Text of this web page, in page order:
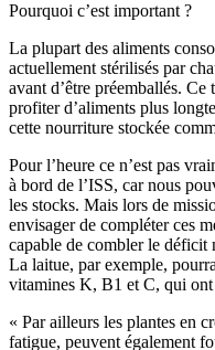
Pourquoi c’est important ?
La plupart des aliments
actuellement stérilisés par
avant d’être préemballés.
profiter d’aliments plus
cette nourriture stockée
Pour l’heure ce n’est pas
à bord de l’ISS, car nous
les stocks. Mais lors de
envisager de compléter ces
capable de combler le
La laitue, par exemple,
vitamines K, B1 et C, qui ont
« Par ailleurs les plantes en
fatigue, peuvent également